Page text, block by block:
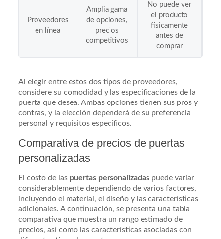
Proveedores
en línea
Amplia gama
de opciones,
precios
competitivos
No puede ver
el producto
físicamente
antes de
comprar
Al elegir entre estos dos tipos de proveedores,
considere su comodidad y las especificaciones de la
puerta que desea. Ambas opciones tienen sus pros y
contras, y la elección dependerá de su preferencia
personal y requisitos específicos.
Comparativa de precios de puertas
personalizadas
El costo de las puertas personalizadas puede variar
considerablemente dependiendo de varios factores,
incluyendo el material, el diseño y las características
adicionales. A continuación, se presenta una tabla
comparativa que muestra un rango estimado de
precios, así como las características asociadas con